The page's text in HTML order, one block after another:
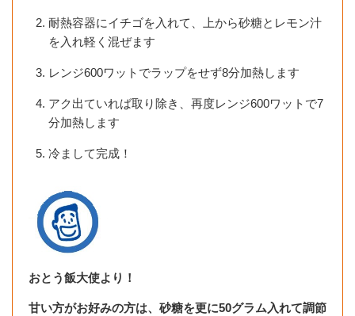
耐熱容器にイチゴを入れて、上から砂糖とレモン汁
を入れ軽く混ぜます
レンジ600ワットでラップをせず8分加熱します
アク出ていれば取り除き、再度レンジ600ワットで7
分加熱します
冷まして完成！
おとう飯大使より！
甘い方がお好みの方は、砂糖を更に50グラム入れて調節